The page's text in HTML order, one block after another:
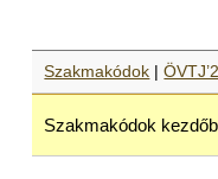
Szakmakódok |
Szakmakódok